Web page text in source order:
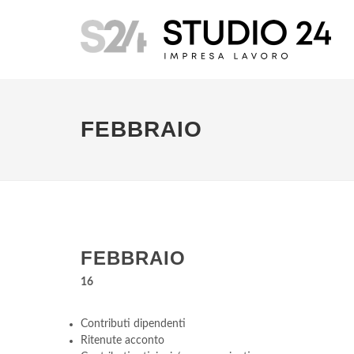
FEBBRAIO
FEBBRAIO
16
Contributi dipendenti
Ritenute acconto